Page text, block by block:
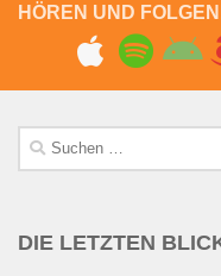
HÖREN UND
Suchen
nach:
DIE LETZTEN